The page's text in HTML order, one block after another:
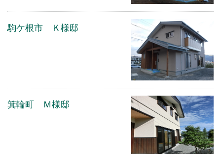
駒ケ根市 Ｋ様邸
箕輪町 Ｍ様邸